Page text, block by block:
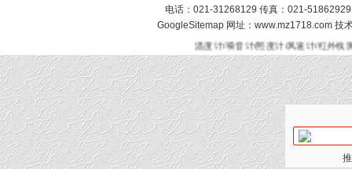
电话：021-31268129 传真：021-
GoogleSitemap网址：www.mz1718.com 技
温度计/噪音计/照度计/风速计/红外线